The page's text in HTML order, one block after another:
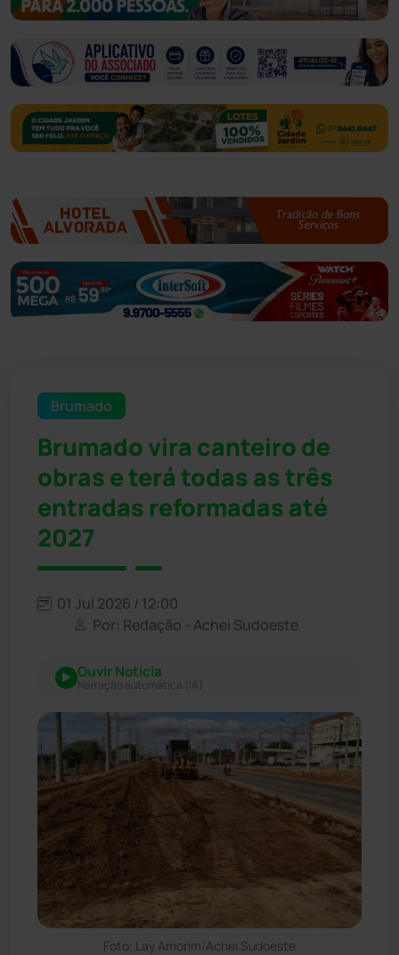
Brumado
Brumado vira canteiro de
obras e terá todas as três
entradas reformadas até
2027
01 Jul 2026 / 12:00
Por: Redação - Achei Sudoeste
Ouvir Notícia
Narração automática (IA)
Foto: Lay Amorim/Achei Sudoeste